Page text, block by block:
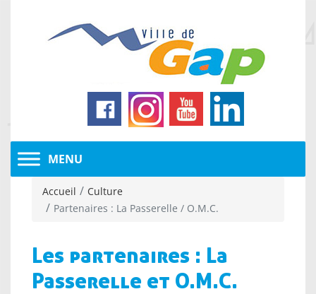
Accueil
Culture
Partenaires : La Passerelle / O.M.C.
Les partenaires : La
Passerelle et O.M.C.